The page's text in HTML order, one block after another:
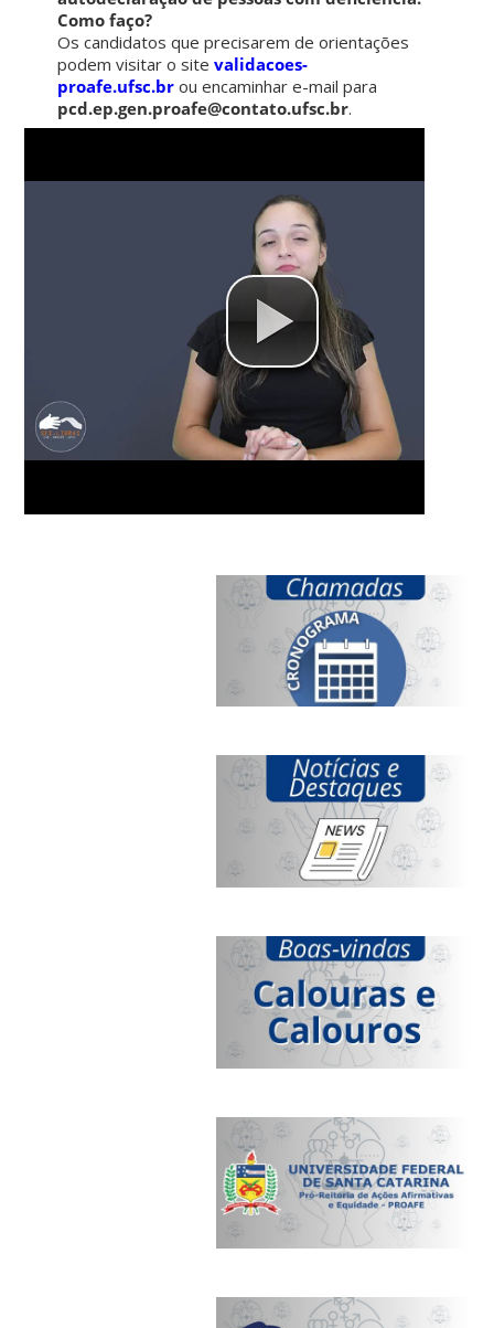
Como faço?
Os candidatos que precisarem de orientações
podem visitar o sitevalidacoes-
proafe.ufsc.br ou encaminhar e-mail para
pcd.ep.gen.proafe@contato.ufsc.br.